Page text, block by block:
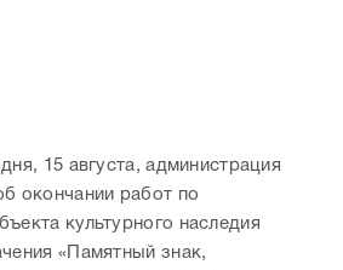
15 августа, администрация
окончании работ по
культурного наследия
«Памятный знак,